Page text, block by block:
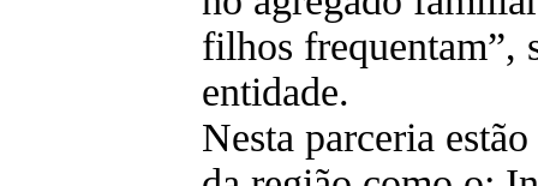
filhos frequentam”,
entidade.
Nesta parceria